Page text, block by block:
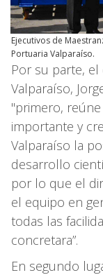
Ejecutivos de
Portuaria Valparaíso.
Por su parte,
Valparaíso,
"primero,
importante y
Valparaíso la
desarrollo
por lo que el
el equipo en
todas las
concretara”.
En segundo